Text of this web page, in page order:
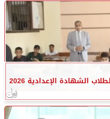
الشهادة الإعدادية 2026